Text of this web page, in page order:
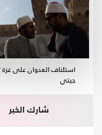
استئناف العدوان على
جيتي
شارك الخبر